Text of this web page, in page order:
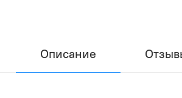
Описание